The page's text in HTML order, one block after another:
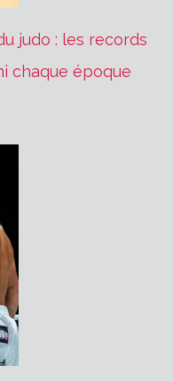
judo : les records
chaque époque